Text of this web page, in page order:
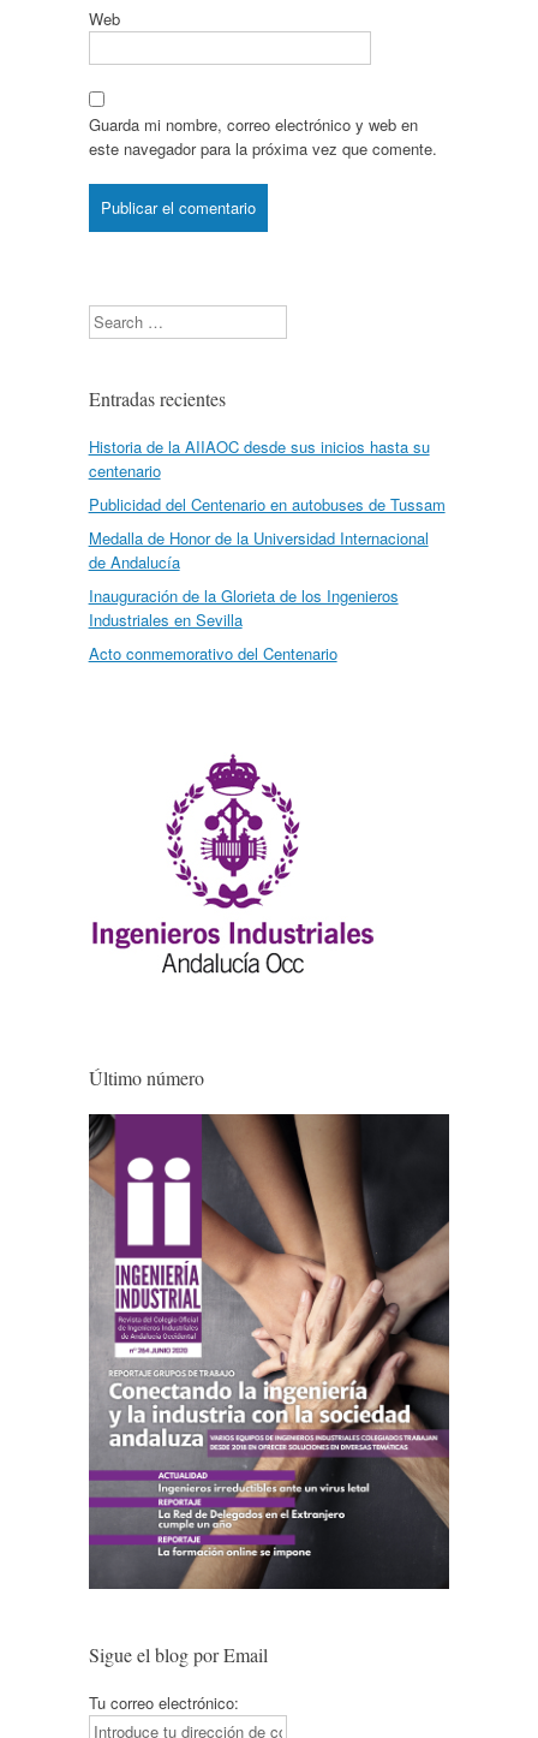
Web
Guarda mi nombre, correo electrónico y web en
este navegador para la próxima vez que comente.
Search
Entradas recientes
Historia de la AIIAOC desde sus inicios hasta su
centenario
Publicidad del Centenario en autobuses de Tussam
Medalla de Honor de la Universidad Internacional
de Andalucía
Inauguración de la Glorieta de los Ingenieros
Industriales en Sevilla
Acto conmemorativo del Centenario
Último número
Sigue el blog por Email
Tu correo electrónico: